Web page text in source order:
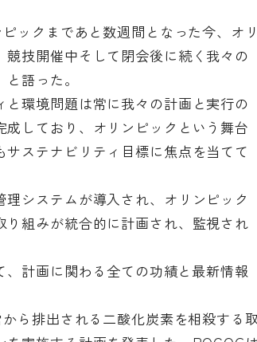
ックまであと数週間となった今、オ
技開催中そして閉会後に続く我々の
語った。
と環境問題は常に我々の計画と実行の
しており、オリンピックという舞台
ステナビリティ目標に焦点を当てて
システムが導入され、オリンピック
組みが統合的に計画され、監視され
計画に関わる全ての功績と最新情報
ら排出される二酸化炭素を相殺する